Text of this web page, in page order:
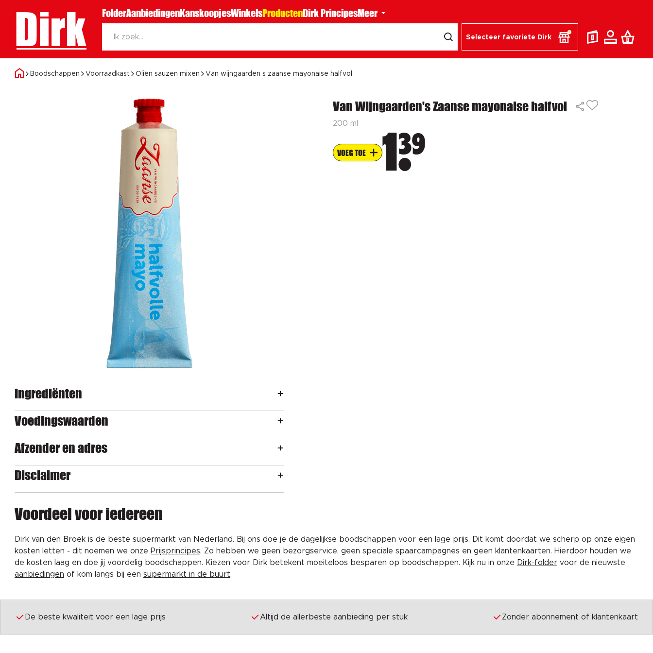
Dirk FolderAanbiedingenKanskoopjesWinkelsProductenDirk PrincipesMeer
Selecteer favoriete Dirk
Boodschappen Voorraadkast Oliën sauzen mixen Van wijngaarden s zaanse mayonaise halfvol
Van Wijngaarden's Zaanse mayonaise halfvol
200 ml
VOEG TOE 1 39
Ingrediënten
Voedingswaarden
Afzender en adres
Disclaimer
Voordeel voor iedereen
Dirk van den Broek is de beste supermarkt van Nederland. Bij ons doe je de dagelijkse boodschappen voor een lage prijs. Dit komt doordat we scherp op onze eigen
kosten letten - dit noemen we onze Prijsprincipes. Zo hebben we geen bezorgservice, geen speciale spaarcampagnes en geen klantenkaarten. Hierdoor houden we
de kosten laag en doe jij voordelig boodschappen. Kiezen voor Dirk betekent moeiteloos besparen op boodschappen. Kijk nu in onze Dirk-folder voor de nieuwste
aanbiedingen of kom langs bij een supermarkt in de buurt.
De beste kwaliteit voor een lage prijs Altijd de allerbeste aanbieding per stuk Zonder abonnement of klantenkaart